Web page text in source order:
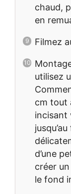
chaud,
en
Filmez
utilisez
cm tout
incisant
d’une
créer
le fond